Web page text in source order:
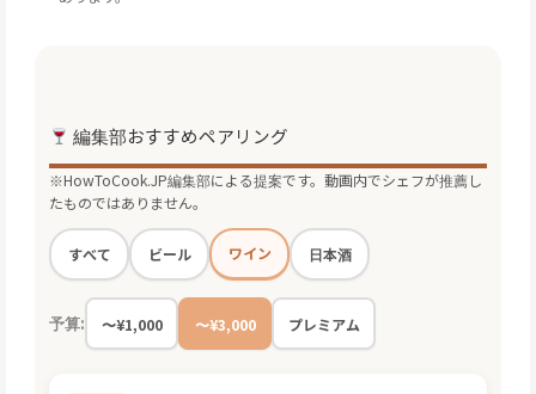
編集部おすすめペアリング
※HowToCook.JP編集部による提案です。動画内でシェフが推薦し
たものではありません。
すべて ビール ワイン 日本酒
予算: 〜¥1,000 〜¥3,000 プレミアム